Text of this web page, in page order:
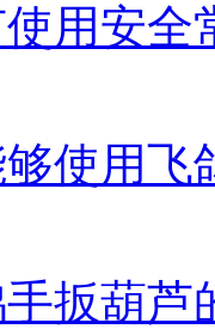
用安全
使用飞
扳葫芦